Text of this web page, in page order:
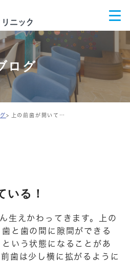
ログ
上の前歯が開いている！
いる！
生えかわってきます。上の
と歯の間に隙間ができる
いう状態になることがあ
歯は少し横に拡がるように